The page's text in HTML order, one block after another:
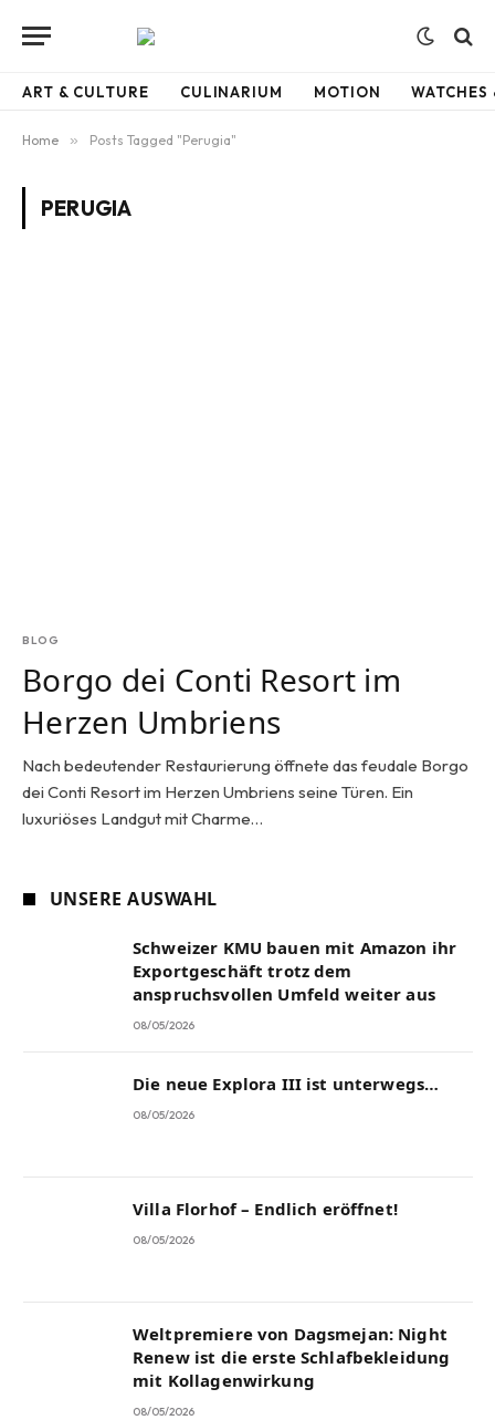
ART & CULTURE CULINARIUM MOTION WATCHES
Home » Posts Tagged "Perugia"
PERUGIA
BLOG
Borgo dei Conti Resort im
Herzen Umbriens
Nach bedeutender Restaurierung öffnete das feudale Borgo
dei Conti Resort im Herzen Umbriens seine Türen. Ein
luxuriöses Landgut mit Charme…
UNSERE AUSWAHL
Schweizer KMU bauen mit Amazon ihr
Exportgeschäft trotz dem
anspruchsvollen Umfeld weiter aus
08/05/2026
Die neue Explora III ist unterwegs…
08/05/2026
Villa Florhof – Endlich eröffnet!
08/05/2026
Weltpremiere von Dagsmejan: Night
Renew ist die erste Schlafbekleidung
mit Kollagenwirkung
08/05/2026